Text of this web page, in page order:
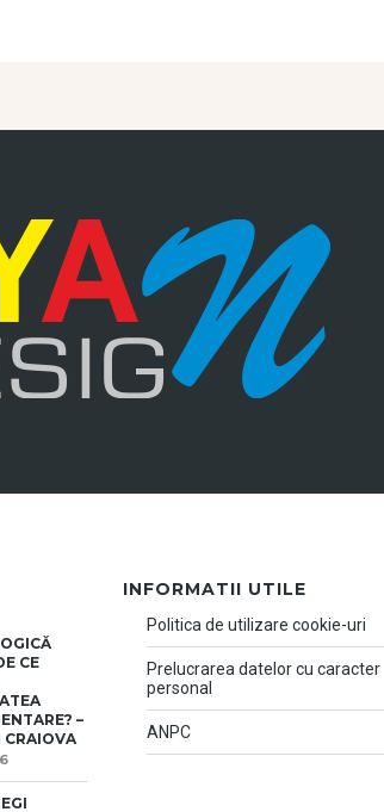
CE
–
CRAIOVA
INFORMATII UTILE
Politica de utilizare cookie-uri
Prelucrarea datelor cu caracter
personal
ANPC